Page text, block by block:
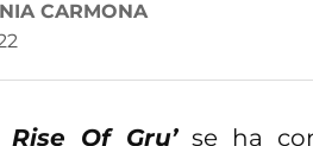
CARMONA
Rise Of Gru’ se ha